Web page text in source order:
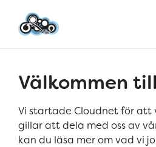
Välkommen
Vi startade Cloudnet för att
gillar att dela med oss av
kan du läsa mer om vad vi